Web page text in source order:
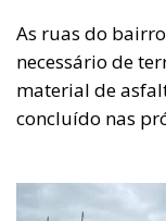
As ruas do
necessário de
material de
concluído nas